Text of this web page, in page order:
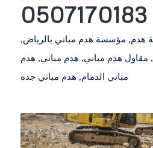
هدم, مؤسسة هدم مباني بالرياض,
, مقاول هدم مباني, هدم مباني, هدم
مباني الدمام, هدم مباني جده